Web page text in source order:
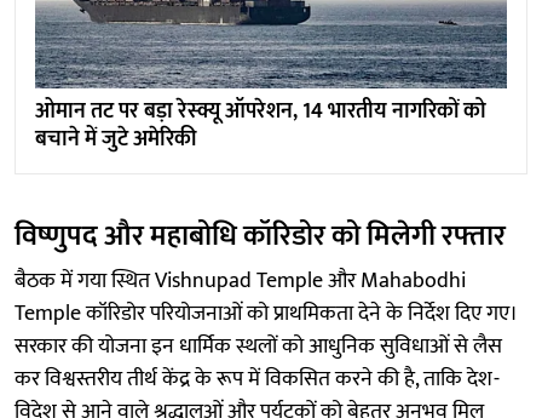
ओमान तट पर बड़ा रेस्क्यू ऑपरेशन, 14 भारतीय नागरिकों को
बचाने में जुटे अमेरिकी
विष्णुपद और महाबोधि कॉरिडोर को मिलेगी रफ्तार
बैठक में गया स्थित Vishnupad Temple और Mahabodhi
Temple कॉरिडोर परियोजनाओं को प्राथमिकता देने के निर्देश दिए गए।
सरकार की योजना इन धार्मिक स्थलों को आधुनिक सुविधाओं से लैस
कर विश्वस्तरीय तीर्थ केंद्र के रूप में विकसित करने की है, ताकि देश-